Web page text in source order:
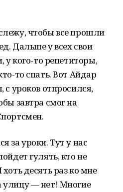
чтобы все прошли
Дальше у всех свои
у кого-то репетиторы,
то спать. Вот Айдар
с уроков отпросился,
завтра смог на
за уроки. Тут у нас
гулять, кто не
десять раз ко мне
улицу — нет! Многие